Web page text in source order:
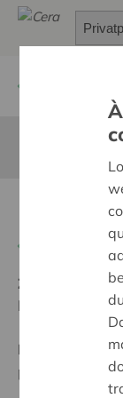
Ziel:
Une
barrières
Programm:
participer à